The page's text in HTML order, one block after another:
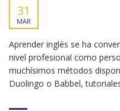
31
MAR
Aprender inglés se ha
nivel profesional como
muchísimos métodos
Duolingo o Babbel,